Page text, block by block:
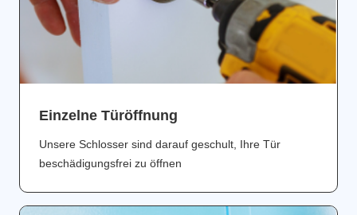
Einzelne Türöffnung
Unsere Schlosser sind darauf geschult, Ihre Tür
beschädigungsfrei zu öffnen